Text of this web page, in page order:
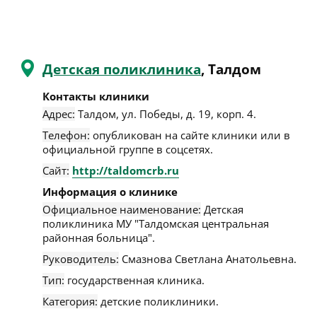
Детская поликлиника, Талдом
Контакты клиники
Адрес: Талдом, ул. Победы, д. 19, корп. 4.
Телефон: опубликован на сайте клиники или в
официальной группе в соцсетях.
Сайт: http://taldomcrb.ru
Информация о клинике
Официальное наименование: Детская
поликлиника МУ "Талдомская центральная
районная больница".
Руководитель: Смазнова Светлана Анатольевна.
Тип: государственная клиника.
Категория: детские поликлиники.